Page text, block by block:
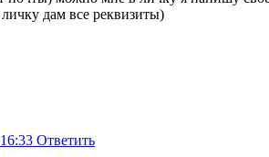
дам все реквизиты)
Ответить